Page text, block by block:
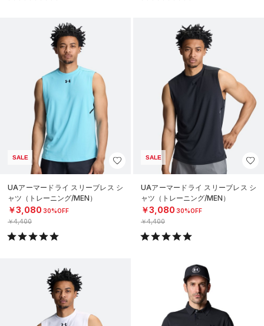
SALE
UAアーマードライ スリーブレス シ
ャツ（トレーニング/MEN）
￥3,080 30%OFF
￥4,400
SALE
UAアーマードライ スリーブレス シ
ャツ（トレーニング/MEN）
￥3,080 30%OFF
￥4,400